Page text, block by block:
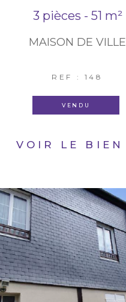
3 pièces - 51 m²
MAISON DE VILLE
REF : 148
VENDU
VOIR LE BIEN